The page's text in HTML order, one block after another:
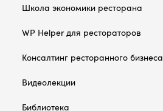
Школа экономики ресторана
WP Helper для рестораторов
Консалтинг ресторанного бизнеса
Видеолекции
Библиотека